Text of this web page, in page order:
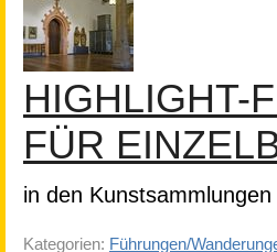
HIGHLIGHT-
FÜR
in den
Kategorien: Führungen/